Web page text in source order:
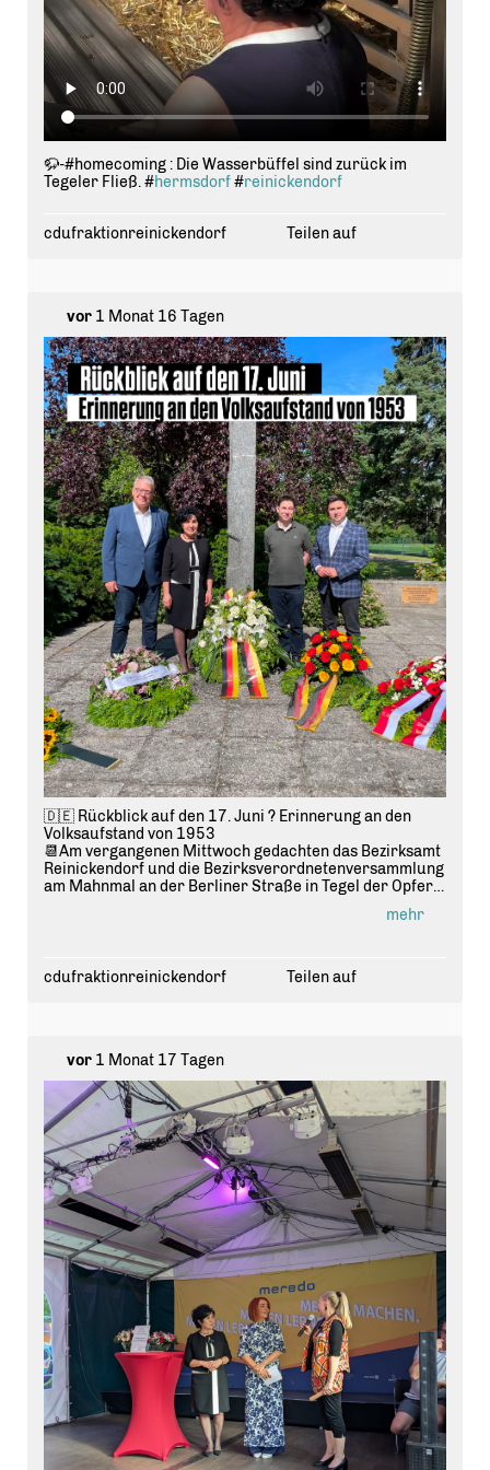
🦬-#homecoming : Die Wasserbüffel sind zurück im
Tegeler Fließ. #hermsdorf#reinickendorf
cdufraktionreinickendorf Teilen auf
vor1 Monat 16 Tagen
🇩🇪 Rückblick auf den 17. Juni ? Erinnerung an den
Volksaufstand von 1953
📆Am vergangenen Mittwoch gedachten das Bezirksamt
Reinickendorf und die Bezirksverordnetenversammlung
am Mahnmal an der Berliner Straße in Tegel der Opfer
Für die CDU-Fraktion Reinickendorf waren unser
Bezirksamt wurde durch unsere
über die Berliner Straße nach Berlin zogen, um sich den
Protesten gegen das SED-Regime anzuschließen. Ihr
Einsatz für Freiheit, Demokratie und die deutsche
Einheit bleibt unvergessen.
Der 17. Juni ist ein wichtiger Teil unserer
Freiheitsgeschichte. Die Erinnerung an die mutigen
Frauen und Männer von damals mahnt uns auch heute,
für Demokratie, Rechtsstaatlichkeit und
Menschenwürde einzustehen.
#volksaufstand#17june#reinickendorf#fuchsbezirk
#cdufraktionreinickendorf
mehr
cdufraktionreinickendorf Teilen auf
vor1 Monat 17 Tagen